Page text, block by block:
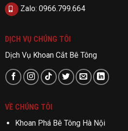
Zalo: 0966.799.664
DỊCH VỤ CHÚNG TÔI
Dịch Vụ Khoan Cắt Bê Tông
VỀ CHÚNG TÔI
Khoan Phá Bê Tông Hà Nội